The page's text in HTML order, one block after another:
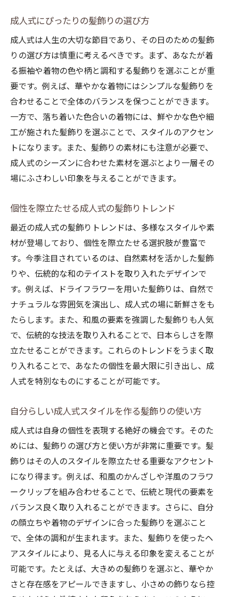
成人式にぴったりの髪飾りの選び方
成人式は人生の大切な節目であり、その日のための髪飾
りの選び方は慎重に考えるべきです。まず、あなたが着
る振袖や着物の色や柄と調和する髪飾りを選ぶことが重
要です。例えば、華やかな着物にはシンプルな髪飾りを
合わせることで全体のバランスを保つことができます。
一方で、落ち着いた色合いの着物には、鮮やかな色や細
工が施された髪飾りを選ぶことで、スタイルのアクセン
トになります。また、髪飾りの素材にも注意が必要で、
成人式のシーズンに合わせた素材を選ぶとより一層その
場にふさわしい印象を与えることができます。
個性を際立たせる成人式の髪飾りトレンド
最近の成人式の髪飾りトレンドは、多様なスタイルや素
材が登場しており、個性を際立たせる選択肢が豊富で
す。今季注目されているのは、自然素材を活かした髪飾
りや、伝統的な和のテイストを取り入れたデザインで
す。例えば、ドライフラワーを用いた髪飾りは、自然で
ナチュラルな雰囲気を演出し、成人式の場に新鮮さをも
たらします。また、和風の要素を強調した髪飾りも人気
で、伝統的な技法を取り入れることで、日本らしさを際
立たせることができます。これらのトレンドをうまく取
り入れることで、あなたの個性を最大限に引き出し、成
人式を特別なものにすることが可能です。
自分らしい成人式スタイルを作る髪飾りの使い方
成人式は自身の個性を表現する絶好の機会です。そのた
めには、髪飾りの選び方と使い方が非常に重要です。髪
飾りはその人のスタイルを際立たせる重要なアクセント
になり得ます。例えば、和風のかんざしや洋風のフラワ
ークリップを組み合わせることで、伝統と現代の要素を
バランス良く取り入れることができます。さらに、自分
の顔立ちや着物のデザインに合った髪飾りを選ぶこと
で、全体の調和が生まれます。また、髪飾りを使ったヘ
アスタイルにより、見る人に与える印象を変えることが
可能です。たとえば、大きめの髪飾りを選ぶと、華やか
さと存在感をアピールできますし、小さめの飾りなら控